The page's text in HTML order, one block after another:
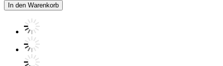
In den Warenkorb